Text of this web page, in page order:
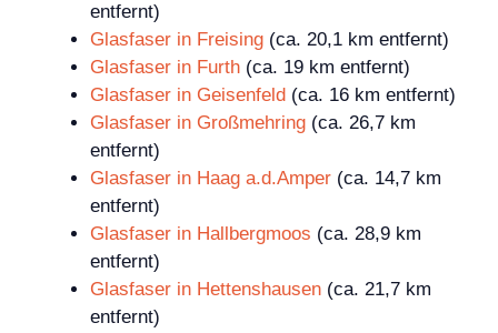
entfernt)
Glasfaser in Freising (ca. 20,1 km entfernt)
Glasfaser in Furth (ca. 19 km entfernt)
Glasfaser in Geisenfeld (ca. 16 km entfernt)
Glasfaser in Großmehring (ca. 26,7 km
entfernt)
Glasfaser in Haag a.d.Amper (ca. 14,7 km
entfernt)
Glasfaser in Hallbergmoos (ca. 28,9 km
entfernt)
Glasfaser in Hettenshausen (ca. 21,7 km
entfernt)